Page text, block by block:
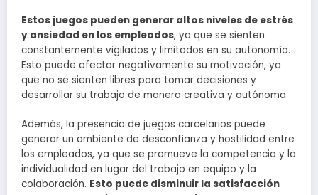
Estos juegos pueden generar altos niveles de estrés
y ansiedad en los empleados, ya que se sienten
constantemente vigilados y limitados en su autonomía.
Esto puede afectar negativamente su motivación, ya
que no se sienten libres para tomar decisiones y
desarrollar su trabajo de manera creativa y autónoma.
Además, la presencia de juegos carcelarios puede
generar un ambiente de desconfianza y hostilidad entre
los empleados, ya que se promueve la competencia y la
individualidad en lugar del trabajo en equipo y la
colaboración. Esto puede disminuir la satisfacción